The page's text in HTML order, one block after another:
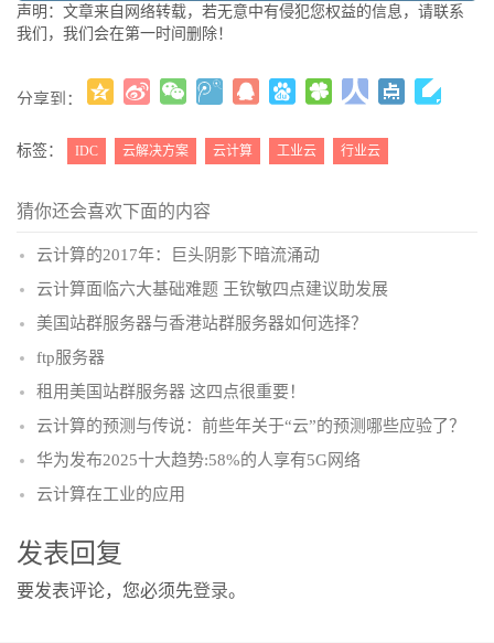
声明：文章来自网络转载，若无意中有侵犯您权益的信息，请联系
我们，我们会在第一时间删除！
分享到：
( )
标签： IDC 云解决方案 云计算 工业云 行业云
猜你还会喜欢下面的内容
云计算的2017年：巨头阴影下暗流涌动
云计算面临六大基础难题 王钦敏四点建议助发展
美国站群服务器与香港站群服务器如何选择？
ftp服务器
租用美国站群服务器 这四点很重要！
云计算的预测与传说：前些年关于“云”的预测哪些应验了？
华为发布2025十大趋势:58%的人享有5G网络
云计算在工业的应用
发表回复
要发表评论，您必须先登录。